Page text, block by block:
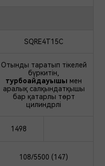
SQRE4T15C
Отынды таратып тікелей
бүркитін,
турбоайдауышы мен
аралық салқындатқышы
бар қатарлы төрт
цилиндрлі
1498
108/5500 (147)